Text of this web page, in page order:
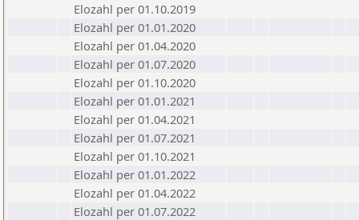
Elozahl per 01.10.2019
Elozahl per 01.01.2020
Elozahl per 01.04.2020
Elozahl per 01.07.2020
Elozahl per 01.10.2020
Elozahl per 01.01.2021
Elozahl per 01.04.2021
Elozahl per 01.07.2021
Elozahl per 01.10.2021
Elozahl per 01.01.2022
Elozahl per 01.04.2022
Elozahl per 01.07.2022